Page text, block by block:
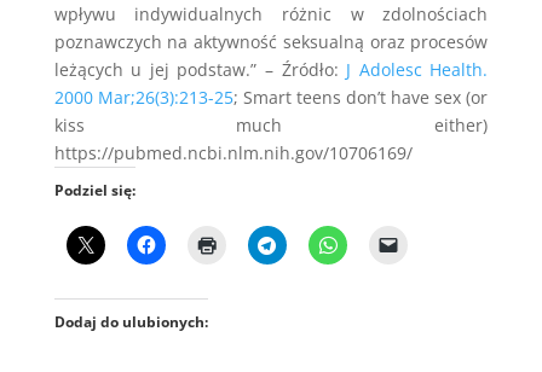
wpływu indywidualnych różnic w zdolnościach
poznawczych na aktywność seksualną oraz procesów
leżących u jej podstaw.” – Źródło: J Adolesc Health.
2000 Mar;26(3):213-25; Smart teens don’t have sex (or
kiss much either)
https://pubmed.ncbi.nlm.nih.gov/10706169/
Podziel się:
Dodaj do ulubionych: